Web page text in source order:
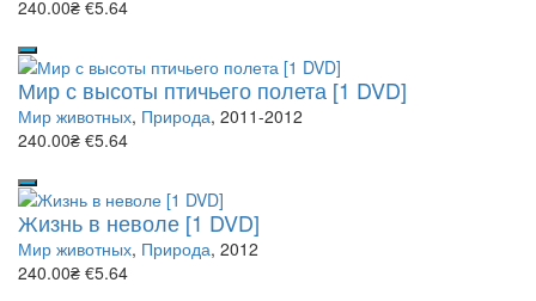
240.00₴ €5.64
Мир с высоты птичьего полета [1 DVD]
Мир животных, Природа, 2011-2012
240.00₴ €5.64
Жизнь в неволе [1 DVD]
Мир животных, Природа, 2012
240.00₴ €5.64